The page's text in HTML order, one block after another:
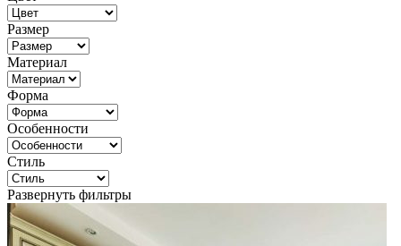
Размер
Материал
Форма
Особенности
Стиль
Развернуть фильтры